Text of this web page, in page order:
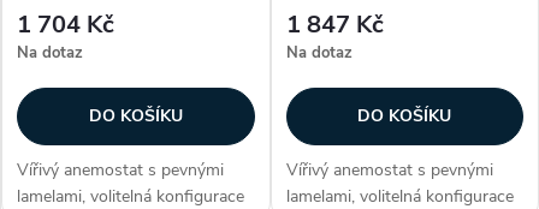
1 704 Kč
Na dotaz
DO KOŠÍKU
Vířivý anemostat s pevnými
lamelami, volitelná konfigurace
1 847 Kč
Na dotaz
DO KOŠÍKU
Vířivý anemostat s pevnými
lamelami, volitelná konfigurace